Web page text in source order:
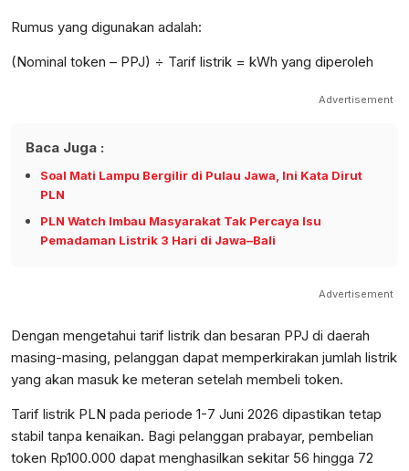
Rumus yang digunakan adalah:
(Nominal token – PPJ) ÷ Tarif listrik = kWh yang diperoleh
Advertisement
Baca Juga :
Soal Mati Lampu Bergilir di Pulau Jawa, Ini Kata Dirut
PLN
PLN Watch Imbau Masyarakat Tak Percaya Isu
Pemadaman Listrik 3 Hari di Jawa–Bali
Advertisement
Dengan mengetahui tarif listrik dan besaran PPJ di daerah
masing-masing, pelanggan dapat memperkirakan jumlah listrik
yang akan masuk ke meteran setelah membeli token.
Tarif listrik PLN pada periode 1-7 Juni 2026 dipastikan tetap
stabil tanpa kenaikan. Bagi pelanggan prabayar, pembelian
token Rp100.000 dapat menghasilkan sekitar 56 hingga 72